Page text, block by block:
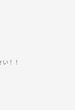
！！